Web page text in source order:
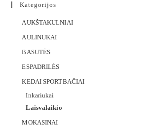
Kategorijos
AUKŠTAKULNIAI
AULINUKAI
BASUTĖS
ESPADRILĖS
KEDAI SPORTBAČIAI
Inkariukai
Laisvalaikio
MOKASINAI